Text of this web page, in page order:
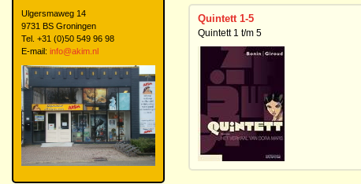
Quintett 1-5
Quintett 1 t/m 5
Ulgersmaweg 14
9731 BS Groningen
Tel. +31 (0)50 549 96 98
E-mail: info@akim.nl